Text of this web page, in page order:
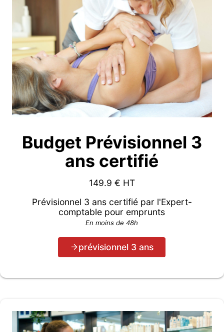
Budget Prévisionnel 3
ans certifié
149.9 € HT
Prévisionnel 3 ans certifié par l'Expert-
comptable pour emprunts
En moins de 48h
prévisionnel 3 ans